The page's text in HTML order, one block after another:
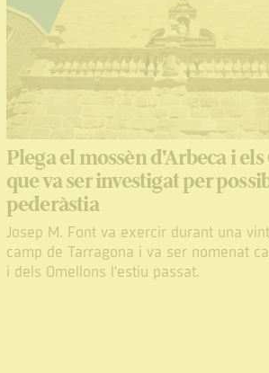
Plega el mossèn d'Arbeca i
que va ser investigat per
pederàstia
Josep M. Font va exercir durant una
camp de Tarragona i va ser nomenat
i dels Omellons l'estiu passat.